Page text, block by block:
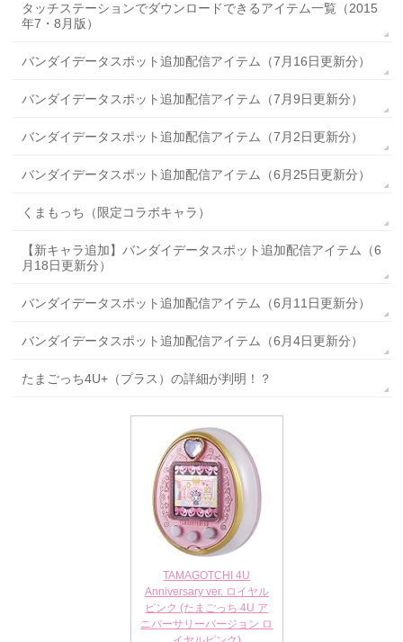
タッチステーションでダウンロードできるアイテム一覧（2015
年7・8月版）
バンダイデータスポット追加配信アイテム（7月16日更新分）
バンダイデータスポット追加配信アイテム（7月9日更新分）
バンダイデータスポット追加配信アイテム（7月2日更新分）
バンダイデータスポット追加配信アイテム（6月25日更新分）
くまもっち（限定コラボキャラ）
【新キャラ追加】バンダイデータスポット追加配信アイテム（6
月18日更新分）
バンダイデータスポット追加配信アイテム（6月11日更新分）
バンダイデータスポット追加配信アイテム（6月4日更新分）
たまごっち4U+（プラス）の詳細が判明！？
TAMAGOTCHI 4U
Anniversary ver. ロイヤル
ピンク (たまごっち 4U ア
ニバーサリーバージョン ロ